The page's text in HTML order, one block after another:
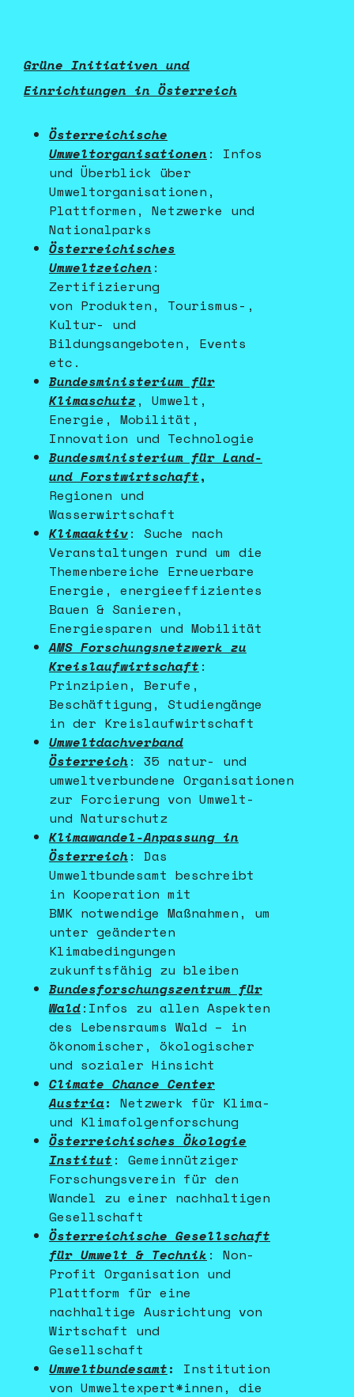
Grüne Initiativen und
Einrichtungen in Österreich
Österreichische
Umweltorganisationen :
Infos
und Überblick über
Umweltorganisationen,
Plattformen, Netzwerke und
Nationalparks
Österreichisches
Umweltzeichen :
Zertifizierung
von Produkten, Tourismus-,
Kultur- und
Bildungsangeboten, Events
etc.
Bundesministerium für
Klimaschutz , Umwelt,
Energie, Mobilität,
Innovation und Technologie
Bundesministerium für Land-
und Forstwirtschaft,
Regionen und
Wasserwirtschaft
Klimaaktiv: Suche nach
Veranstaltungen rund um die
Themenbereiche Erneuerbare
Energie, energieeffizientes
Bauen & Sanieren,
Energiesparen und Mobilität
AMS Forschungsnetzwerk zu
Kreislaufwirtschaft :
Prinzipien, Berufe,
Beschäftigung, Studiengänge
in der Kreislaufwirtschaft
Umweltdachverband
Österreich: 35 natur- und
umweltverbundene Organisationen
zur Forcierung von Umwelt-
und Naturschutz
Klimawandel-Anpassung in
Österreich: Das
Umweltbundesamt beschreibt
in Kooperation mit
BMK notwendige Maßnahmen, um
unter geänderten
Klimabedingungen
zukunftsfähig zu bleiben
Bundesforschungszentrum für
Wald:Infos zu allen Aspekten
des Lebensraums Wald – in
ökonomischer, ökologischer
und sozialer Hinsicht
Climate Chance Center
Austria: Netzwerk für Klima-
und Klimafolgenforschung
Österreichisches Ökologie
Institut : Gemeinnütziger
Forschungsverein für den
Wandel zu einer nachhaltigen
Gesellschaft
Österreichische Gesellschaft
für Umwelt & Technik : Non-
Profit Organisation und
Plattform für eine
nachhaltige Ausrichtung von
Wirtschaft und
Gesellschaft
Umweltbundesamt:
Institution
von Umweltexpert*innen, die